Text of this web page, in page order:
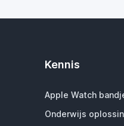
Kennis
Apple Watch
Onderwijs